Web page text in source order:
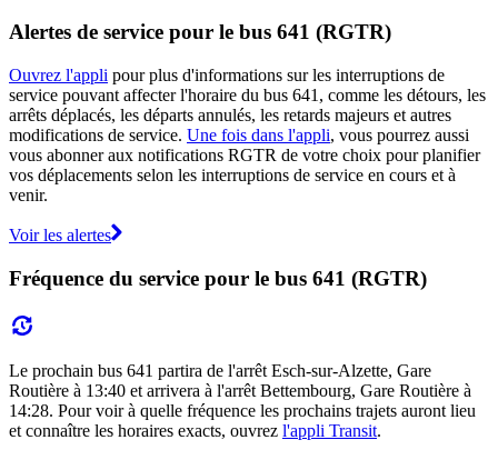
Alertes de service pour le bus 641 (RGTR)
Ouvrez l'appli pour plus d'informations sur les interruptions de
service pouvant affecter l'horaire du bus 641, comme les détours, les
arrêts déplacés, les départs annulés, les retards majeurs et autres
modifications de service. Une fois dans l'appli, vous pourrez aussi
vous abonner aux notifications RGTR de votre choix pour planifier
vos déplacements selon les interruptions de service en cours et à
venir.
Voir les alertes
Fréquence du service pour le bus 641 (RGTR)
Le prochain bus 641 partira de l'arrêt Esch-sur-Alzette, Gare
Routière à 13:40 et arrivera à l'arrêt Bettembourg, Gare Routière à
14:28. Pour voir à quelle fréquence les prochains trajets auront lieu
et connaître les horaires exacts, ouvrez l'appli Transit.